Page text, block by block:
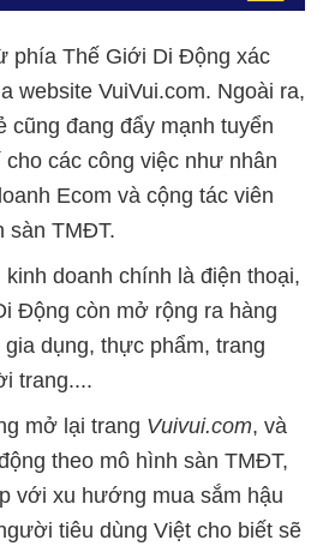
phía Thế Giới Di Động xác
website VuiVui.com. Ngoài ra,
cũng đang đẩy mạnh tuyển
các công việc như nhân
Ecom và cộng tác viên
sàn TMĐT.
doanh chính là điện thoại,
Động còn mở rộng ra hàng
dụng, thực phẩm, trang
trang....
mở lại trang Vuivui.com, và
theo mô hình sàn TMĐT,
với xu hướng mua sắm hậu
tiêu dùng Việt cho biết sẽ